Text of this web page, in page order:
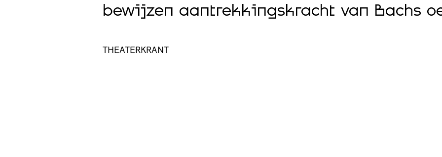
bewijzen aantrekkingskracht van Bachs
THEATERKRANT